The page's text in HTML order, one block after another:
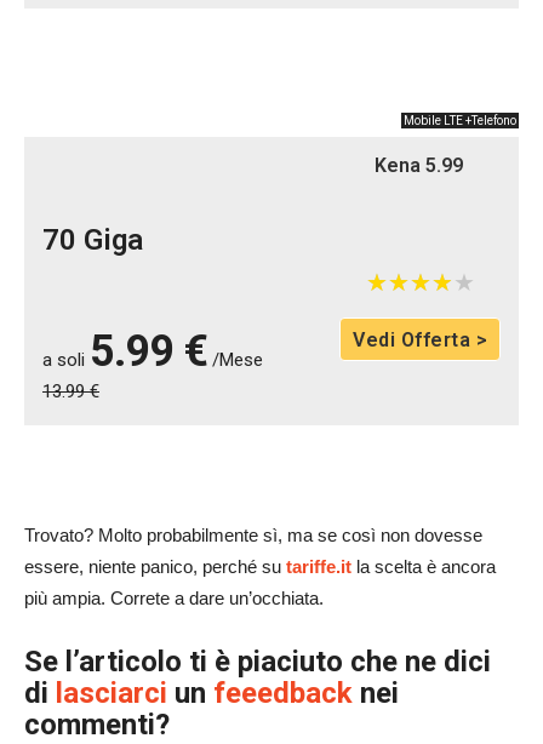
Mobile LTE +Telefono
Kena 5.99
70 Giga
★★★★★
★★★★★
a soli 5.99 € /Mese
13.99 €
Vedi Offerta >
Trovato? Molto probabilmente sì, ma se così non dovesse
essere, niente panico, perché su tariffe.it la scelta è ancora
più ampia. Correte a dare un’occhiata.
Se l’articolo ti è piaciuto che ne dici
di lasciarci un feeedback nei
commenti?